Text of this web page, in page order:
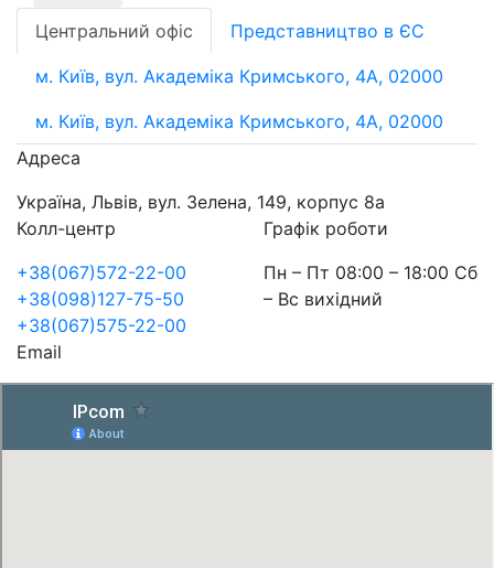
Центральний офіс
Представництво в ЄС
м. Київ, вул. Академіка Кримського, 4А, 02000
м. Київ, вул. Академіка Кримського, 4А, 02000
Адреса
Україна, Львів, вул. Зелена, 149, корпус 8а
Колл-центр
+38(067)572-22-00
+38(098)127-75-50
+38(067)575-22-00
Графік роботи
Пн – Пт 08:00 – 18:00 Сб
– Вс вихідний
Email